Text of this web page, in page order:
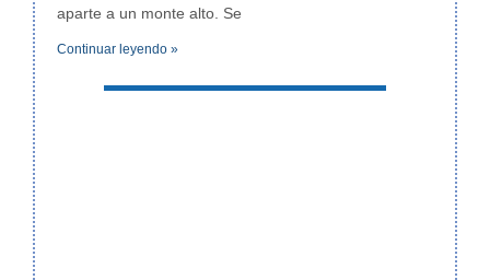
aparte a un monte alto. Se
Continuar leyendo »